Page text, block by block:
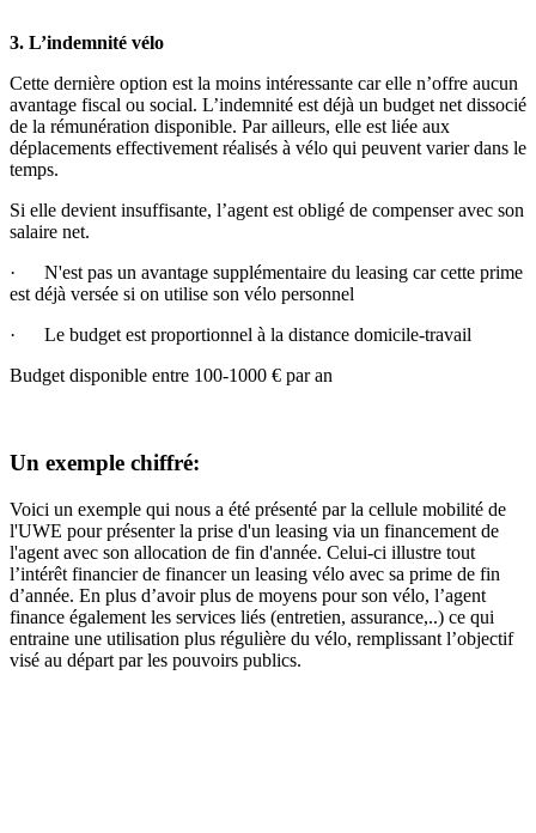
3. L’indemnité vélo
Cette dernière option est la moins intéressante car elle n’offre aucun
avantage fiscal ou social. L’indemnité est déjà un budget net dissocié
de la rémunération disponible. Par ailleurs, elle est liée aux
déplacements effectivement réalisés à vélo qui peuvent varier dans le
temps.
Si elle devient insuffisante, l’agent est obligé de compenser avec son
salaire net.
· N'est pas un avantage supplémentaire du leasing car cette prime
est déjà versée si on utilise son vélo personnel
· Le budget est proportionnel à la distance domicile-travail
Budget disponible entre 100-1000 € par an
Un exemple chiffré:
Voici un exemple qui nous a été présenté par la cellule mobilité de
l'UWE pour présenter la prise d'un leasing via un financement de
l'agent avec son allocation de fin d'année. Celui-ci illustre tout
l’intérêt financier de financer un leasing vélo avec sa prime de fin
d’année. En plus d’avoir plus de moyens pour son vélo, l’agent
finance également les services liés (entretien, assurance,..) ce qui
entraine une utilisation plus régulière du vélo, remplissant l’objectif
visé au départ par les pouvoirs publics.